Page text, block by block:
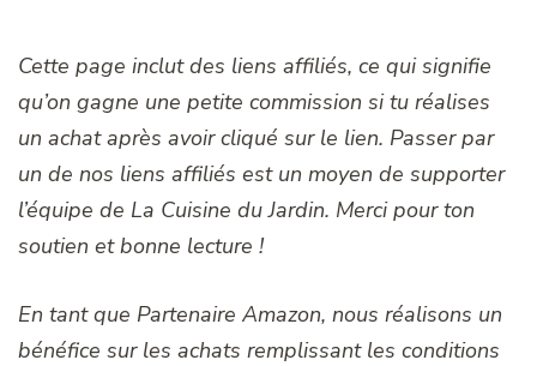
Cette page inclut des liens affiliés, ce qui signifie
qu’on gagne une petite commission si tu réalises
un achat après avoir cliqué sur le lien. Passer par
un de nos liens affiliés est un moyen de supporter
l’équipe de La Cuisine du Jardin. Merci pour ton
soutien et bonne lecture !
En tant que Partenaire Amazon, nous réalisons un
bénéfice sur les achats remplissant les conditions